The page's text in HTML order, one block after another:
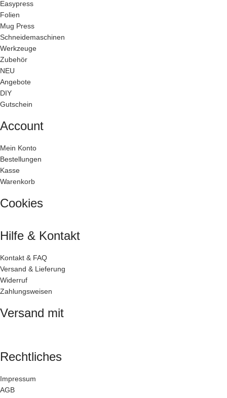
Easypress
Folien
Mug Press
Schneidemaschinen
Werkzeuge
Zubehör
NEU
Angebote
DIY
Gutschein
Account
Mein Konto
Bestellungen
Kasse
Warenkorb
Cookies
Hilfe & Kontakt
Kontakt & FAQ
Versand & Lieferung
Widerruf
Zahlungsweisen
Versand mit
Rechtliches
Impressum
AGB